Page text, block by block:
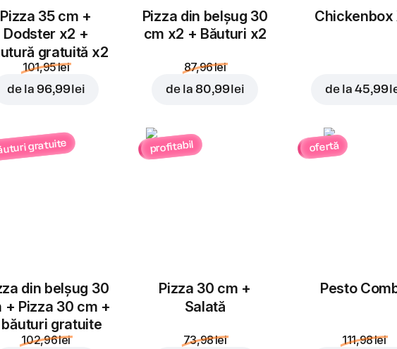
Pizza 35 cm +
Dodster x2 +
gratuită x2
101,95 lei
de la 96,99 lei
Pizza din belșug 30
cm x2 + Băuturi x2
87,96 lei
de la 80,99 lei
Chickenbox
de la45,99
gratuite
din belșug 30
+ Pizza 30 cm +
băuturi gratuite
102,96 lei
profitabil
Pizza 30 cm +
Salată
73,98 lei
ofertă
Pesto
111,98 lei